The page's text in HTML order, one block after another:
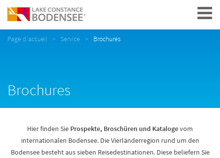
Navigation
Page d'accueil Service Brochures
Brochures
Hier finden Sie Prospekte, Broschüren und Katalogevom
internationalen Bodensee. Die Vierländerregion rund um den
Bodensee besteht aus sieben Reisedestinationen. Diese beliefern Sie